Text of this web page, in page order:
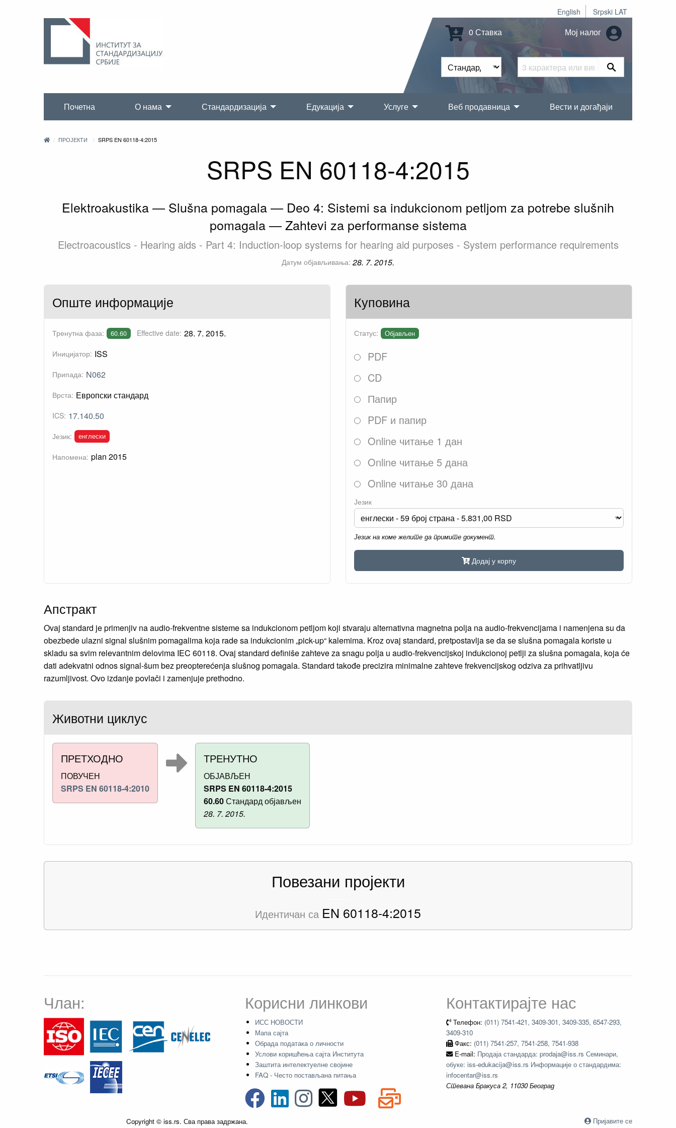
English Srpski LAT
0 Ставка Мој налог
Почетна О нама Стандардизација Едукација Услуге Веб продавница Вести и догађаји
ПРОЈЕКТИ SRPS EN 60118-4:2015
SRPS EN 60118-4:2015
Elektroakustika — Slušna pomagala — Deo 4: Sistemi sa indukcionom petljom za potrebe slušnih
pomagala — Zahtevi za performanse sistema
Electroacoustics - Hearing aids - Part 4: Induction-loop systems for hearing aid purposes - System performance requirements
Датум објављивања: 28. 7. 2015.
Опште информације
Тренутна фаза: 60.60 Effective date: 28. 7. 2015.
Иницијатор: ISS
Припада: N062
Врста: Европски стандард
ICS: 17.140.50
Језик: енглески
Напомена: plan 2015
Куповина
Статус: Објављен
PDF
CD
Папир
PDF и папир
Online читање 1 дан
Online читање 5 дана
Online читање 30 дана
Језик
Језик на коме желите да примите документ.
Додај у корпу
Апстракт
Ovaj standard je primenjiv na audio-frekventne sisteme sa indukcionom petljom koji stvaraju alternativna magnetna polja na audio-frekvencijama i namenjena su da
obezbede ulazni signal slušnim pomagalima koja rade sa indukcionim „pick-up“ kalemima. Kroz ovaj standard, pretpostavlja se da se slušna pomagala koriste u
skladu sa svim relevantnim delovima IEC 60118. Ovaj standard definiše zahteve za snagu polja u audio-frekvencijskoj indukcionoj petlji za slušna pomagala, koja će
dati adekvatni odnos signal-šum bez preopterećenja slušnog pomagala. Standard takođe precizira minimalne zahteve frekvencijskog odziva za prihvatljivu
razumljivost. Ovo izdanje povlači i zamenjuje prethodno.
Животни циклус
ПРЕТХОДНО
ПОВУЧЕН
SRPS EN 60118-4:2010
ТРЕНУТНО
ОБЈАВЉЕН
SRPS EN 60118-4:2015
60.60Стандард објављен
28. 7. 2015.
Повезани пројекти
Идентичан са EN 60118-4:2015
Члан: Корисни линкови
ИСС НОВОСТИ
Мапа сајта
Обрада података о личности
Услови коришћења сајта Института
Заштита интелектуелне својине
FAQ - Често постављана питања
Контактирајте нас
Телефон: (011) 7541-421, 3409-301, 3409-335, 6547-293,
3409-310
Факс: (011) 7541-257, 7541-258, 7541-938
E-mail: Продаја стандарда: prodaja@iss.rs Семинари,
обуке: iss-edukacija@iss.rs Информације о стандардима:
infocentar@iss.rs
Стевана Бракуса 2, 11030 Београд
Copyright © iss.rs. Сва права задржана.
Пријавите се